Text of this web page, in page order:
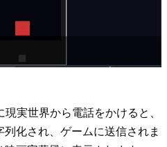
実世界から電話をかけると、
化され、ゲームに送信されま